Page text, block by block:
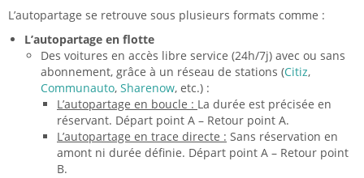
L’autopartage se retrouve sous plusieurs formats comme :
L’autopartage en flotte
Des voitures en accès libre service (24h/7j) avec ou sans
abonnement, grâce à un réseau de stations (Citiz,
Communauto, Sharenow, etc.) :
L’autopartage en boucle : La durée est précisée en
réservant. Départ point A – Retour point A.
L’autopartage en trace directe : Sans réservation en
amont ni durée définie. Départ point A – Retour point
B.